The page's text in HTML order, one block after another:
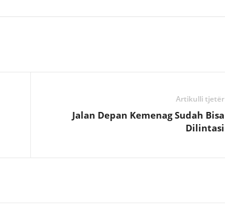
Artikulli tjetër
Jalan Depan Kemenag Sudah Bisa
Dilintasi